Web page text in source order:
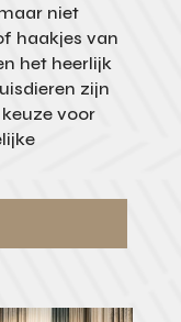
niet
haakjes van
het heerlijk
zijn
voor